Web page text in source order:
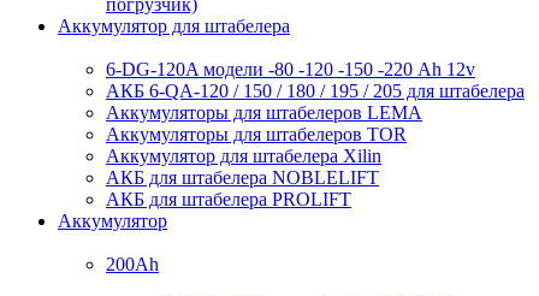
погрузчик)
Аккумулятор для штабелера
6-DG-120A модели -80 -120 -150 -220 Ah 12v
АКБ 6-QA-120 / 150 / 180 / 195 / 205 для штабелера
Аккумуляторы для штабелеров LEMA
Аккумуляторы для штабелеров TOR
Аккумулятор для штабелера Xilin
АКБ для штабелера NOBLELIFT
АКБ для штабелера PROLIFT
Аккумулятор
200Ah